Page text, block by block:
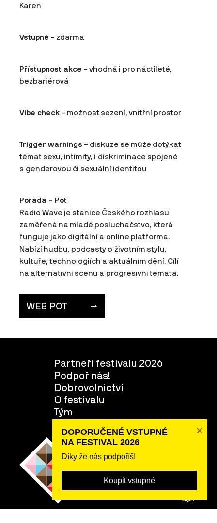
DAR
Karen
Vstupné – zdarma
Přístupnost akce – vhodná i pro náctileté,
bezbariérová
Vibe check – možnost sezení, vnitřní prostor
Trigger warnings – diskuze se může dotýkat
témat sexu, intimity, i diskriminace spojené
s genderovou či sexuální identitou
Pořádá – Pot
Radio Wave je stanice Českého rozhlasu
zaměřená na mladé posluchačstvo, která
funguje jako digitální a online platforma.
Nabízí hudbu, podcasty o životním stylu,
kultuře, technologiích a aktuálním dění. Cílí
na alternativní scénu a progresivní témata.
WEB POT
Partneři festivalu 2026
Podpoř nás!
Dobrovolnictví
O festivalu
Tým
DOPORUČENÉ VSTUPNÉ
NA FESTIVAL 2026
Díky že nás podpoříš!
Koupit vstupné